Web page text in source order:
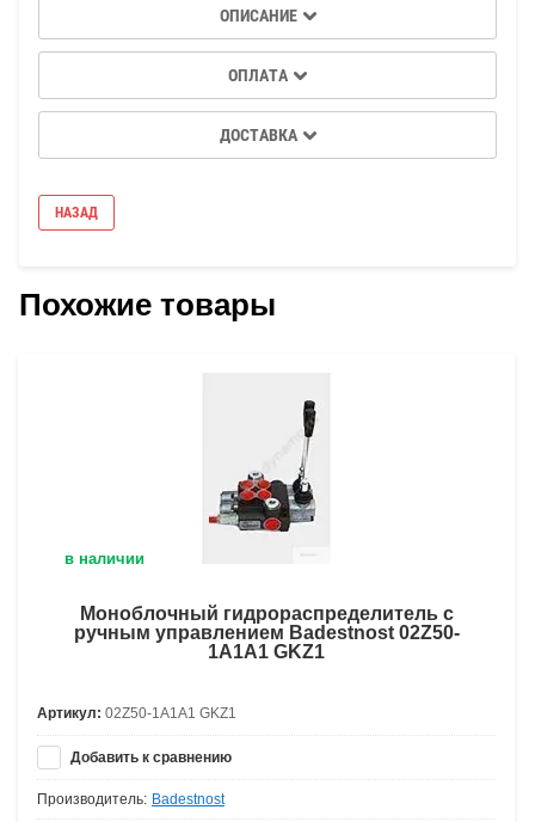
ОПИСАНИЕ
ОПЛАТА
ДОСТАВКА
НАЗАД
Похожие товары
в наличии
Моноблочный гидрораспределитель с
ручным управлением Badestnost 02Z50-
1А1А1 GKZ1
Артикул: 02Z50-1А1А1 GKZ1
Добавить к сравнению
Производитель: Badestnost